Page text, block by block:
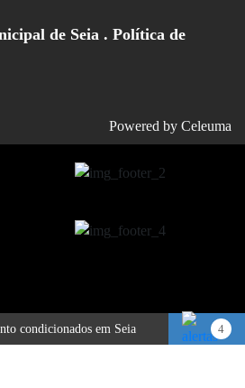
de Seia . Política de
Powered by Celeuma
condicionados em Seia 4